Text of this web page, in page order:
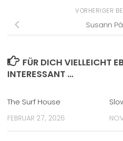
VORHERIGER
Susann
FÜR DICH VIELLEICHT
INTERESSANT …
The Surf House
FEBRUAR 27, 2026